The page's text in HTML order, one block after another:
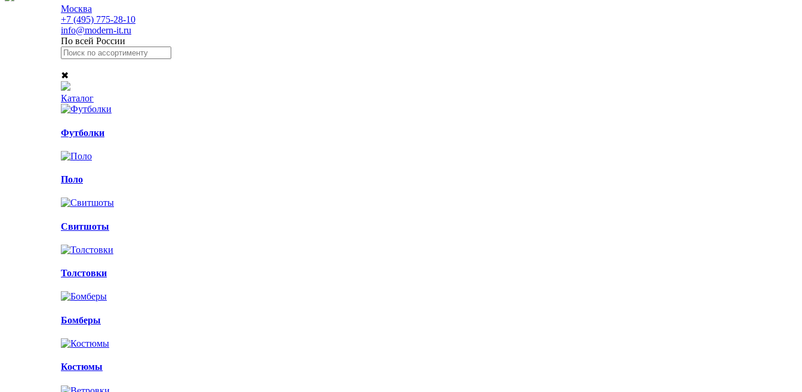
Москва
+7 (495) 775-28-10
info@modern-it.ru
По всей России
✖
Каталог
Футболки
Поло
Свитшоты
Толстовки
Бомберы
Костюмы